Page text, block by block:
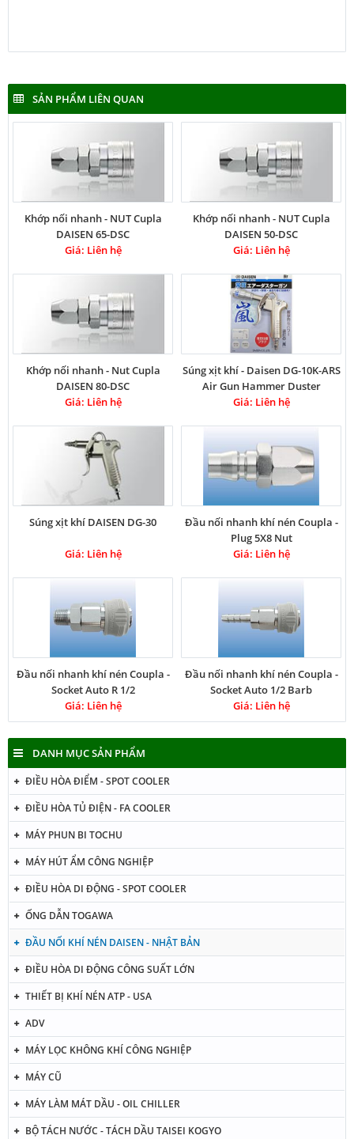
SẢN PHẨM LIÊN QUAN
Khớp nối nhanh - NUT Cupla
DAISEN 65-DSC
Giá: Liên hệ
Khớp nối nhanh - NUT Cupla
DAISEN 50-DSC
Giá: Liên hệ
Khớp nối nhanh - Nut Cupla
DAISEN 80-DSC
Giá: Liên hệ
Súng xịt khí - Daisen DG-10K-ARS
Air Gun Hammer Duster
Giá: Liên hệ
Súng xịt khí DAISEN DG-30
Giá: Liên hệ
Đầu nối nhanh khí nén Coupla -
Plug 5X8 Nut
Giá: Liên hệ
Đầu nối nhanh khí nén Coupla -
Socket Auto R 1/2
Giá: Liên hệ
Đầu nối nhanh khí nén Coupla -
Socket Auto 1/2 Barb
Giá: Liên hệ
DANH MỤC SẢN PHẨM
ĐIỀU HÒA ĐIỂM - SPOT COOLER
ĐIỀU HÒA TỦ ĐIỆN - FA COOLER
MÁY PHUN BI TOCHU
MÁY HÚT ẨM CÔNG NGHIỆP
ĐIỀU HÒA DI ĐỘNG - SPOT COOLER
ỐNG DẪN TOGAWA
ĐẦU NỐI KHÍ NÉN DAISEN - NHẬT BẢN
ĐIỀU HÒA DI ĐỘNG CÔNG SUẤT LỚN
THIẾT BỊ KHÍ NÉN ATP - USA
ADV
MÁY LỌC KHÔNG KHÍ CÔNG NGHIỆP
MÁY CŨ
MÁY LÀM MÁT DẦU - OIL CHILLER
BỘ TÁCH NƯỚC - TÁCH DẦU TAISEI KOGYO